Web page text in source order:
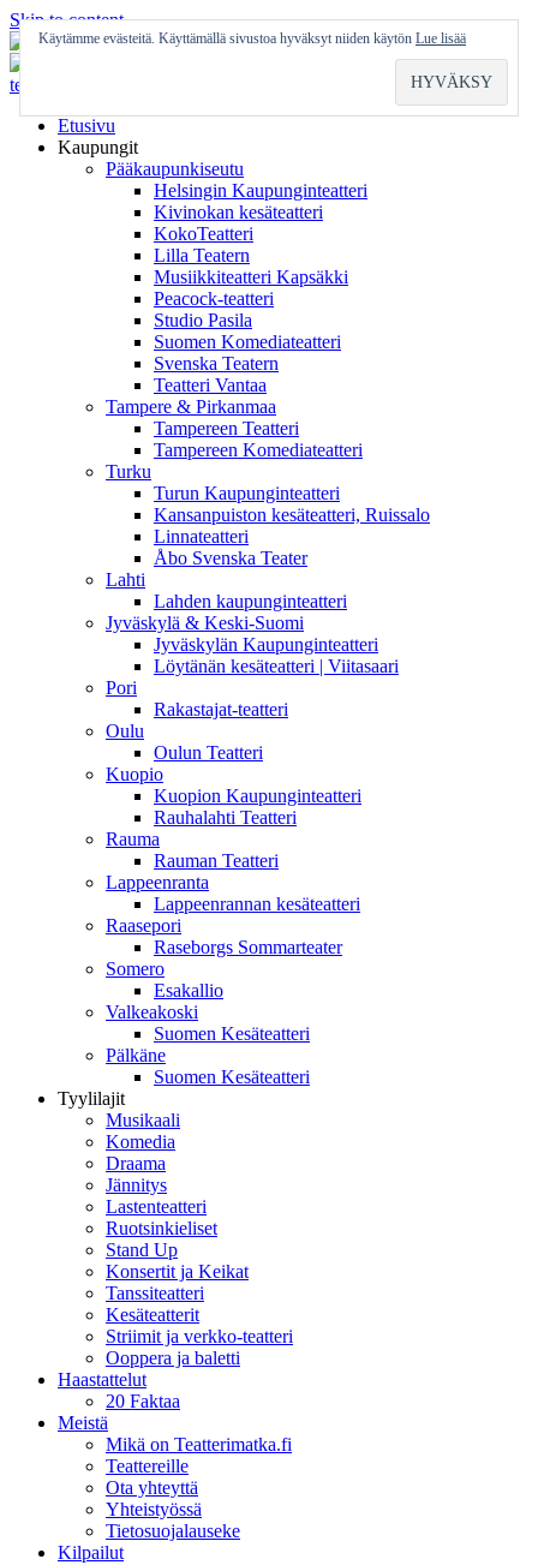
Skip to content
Etusivu
Kaupungit
Pääkaupunkiseutu
Helsingin Kaupunginteatteri
Kivinokan kesäteatteri
KokoTeatteri
Lilla Teatern
Musiikkiteatteri Kapsäkki
Peacock-teatteri
Studio Pasila
Suomen Komediateatteri
Svenska Teatern
Teatteri Vantaa
Tampere & Pirkanmaa
Tampereen Teatteri
Tampereen Komediateatteri
Turku
Turun Kaupunginteatteri
Kansanpuiston kesäteatteri, Ruissalo
Linnateatteri
Åbo Svenska Teater
Lahti
Lahden kaupunginteatteri
Jyväskylä & Keski-Suomi
Jyväskylän Kaupunginteatteri
Löytänän kesäteatteri | Viitasaari
Pori
Rakastajat-teatteri
Oulu
Oulun Teatteri
Kuopio
Kuopion Kaupunginteatteri
Rauhalahti Teatteri
Rauma
Rauman Teatteri
Lappeenranta
Lappeenrannan kesäteatteri
Raasepori
Raseborgs Sommarteater
Somero
Esakallio
Valkeakoski
Suomen Kesäteatteri
Pälkäne
Suomen Kesäteatteri
Tyylilajit
Musikaali
Komedia
Draama
Jännitys
Lastenteatteri
Ruotsinkieliset
Stand Up
Konsertit ja Keikat
Tanssiteatteri
Kesäteatterit
Striimit ja verkko-teatteri
Ooppera ja baletti
Haastattelut
20 Faktaa
Meistä
Mikä on Teatterimatka.fi
Teattereille
Ota yhteyttä
Yhteistyössä
Tietosuojalauseke
Kilpailut
Käytämme evästeitä. Käyttämällä sivustoa hyväksyt niiden käytön Lue lisää